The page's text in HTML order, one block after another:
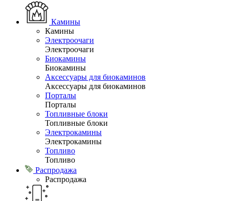
Камины
Камины
Электроочаги
Электроочаги
Биокамины
Биокамины
Аксессуары для биокаминов
Аксессуары для биокаминов
Порталы
Порталы
Топливные блоки
Топливные блоки
Электрокамины
Электрокамины
Топливо
Топливо
Распродажа
Распродажа